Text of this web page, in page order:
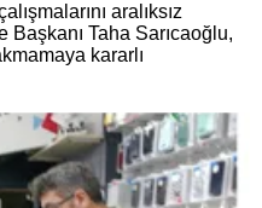
aralıksız
Taha Sarıcaoğlu,
kararlı